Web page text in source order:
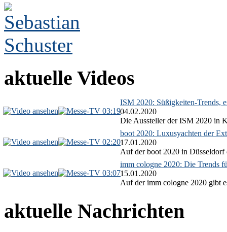
aktuelle Videos
03:19
ISM 2020: Süßigkeiten-Trends,
04.02.2020
Die Aussteller der ISM 2020 in
02:20
boot 2020: Luxusyachten der
17.01.2020
Auf der boot 2020 in Düsseldorf
03:07
imm cologne 2020: Die Trends
15.01.2020
Auf der imm cologne 2020 gibt
aktuelle Nachrichten